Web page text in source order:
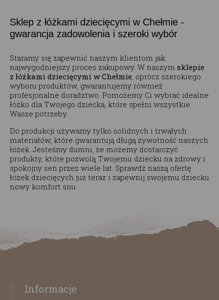
Sklep z łóżkami dziecięcymi w Chełmie -
gwarancja zadowolenia i szeroki wybór
Staramy się zapewnić naszym klientom jak
najwygodniejszy proces zakupowy. W naszym sklepie
z łóżkami dziecięcymi w Chełmie, oprócz szerokiego
wyboru produktów, gwarantujemy również
profesjonalne doradztwo. Pomożemy Ci wybrać idealne
łóżko dla Twojego dziecka, które spełni wszystkie
Wasze potrzeby.
Do produkcji używamy tylko solidnych i trwałych
materiałów, które gwarantują długą żywotność naszych
łóżek. Jesteśmy dumni, że możemy dostarczyć
produkty, które pozwolą Twojemu dziecku na zdrowy i
spokojny sen przez wiele lat. Sprawdź naszą ofertę
łóżek dziecięcych już teraz i zapewnij swojemu dziecku
nowy komfort snu.
Informacje